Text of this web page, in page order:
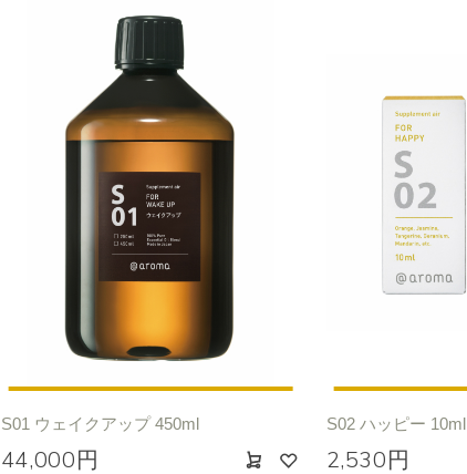
ブランチ・スティック専用オイル
眠り ビューティ
ウッド
S01 ウェイクアップ 450ml
44,000円
S02 ハッピー 10ml
2,530円